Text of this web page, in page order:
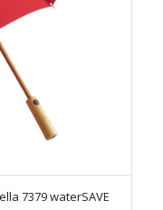
7379 waterSAVE